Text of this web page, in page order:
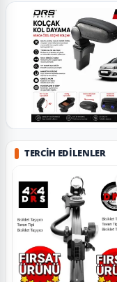
TERCIH EDILENLER